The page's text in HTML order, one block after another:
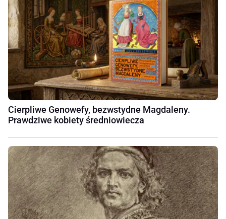
Cierpliwe Genowefy, bezwstydne Magdaleny.
Prawdziwe kobiety średniowiecza